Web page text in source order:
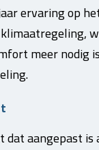
ervaring op
meer nodig
dat aangepast